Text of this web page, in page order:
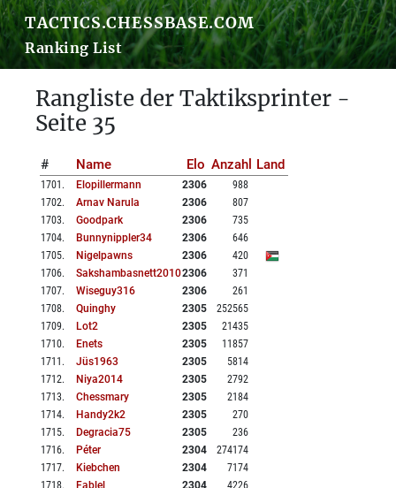
TACTICS.CHESSBASE.COM
Ranking List
Rangliste der Taktiksprinter -
Seite 35
# Name Elo Anzahl Land
1701 . Elopillermann 2306
988
1702. Arnav Narula 2306
807
1703. Goodpark 2306
735
1704. Bunnynippler34 2306
646
1705. Nigelpawns 2306
420
1706. Sakshambasnett20102306
371
1707. Wiseguy316 2306
261
1708. Quinghy 2305
252565
1709. Lot2 2305
21435
1710. Enets 2305
11857
1711 . Jüs1963 2305
5814
1712. Niya2014 2305
2792
1713. Chessmary 2305
2184
1714. Handy2k2 2305
270
1715. Degracia75 2305
236
1716. Péter 2304
274174
1717. Kiebchen 2304
7174